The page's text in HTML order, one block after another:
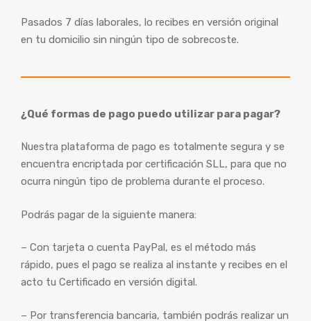
Pasados 7 días laborales, lo recibes en versión original
en tu domicilio sin ningún tipo de sobrecoste.
¿Qué formas de pago puedo utilizar para pagar?
Nuestra plataforma de pago es totalmente segura y se
encuentra encriptada por certificación SLL, para que no
ocurra ningún tipo de problema durante el proceso.
Podrás pagar de la siguiente manera:
– Con tarjeta o cuenta PayPal, es el método más
rápido, pues el pago se realiza al instante y recibes en el
acto tu Certificado en versión digital.
– Por transferencia bancaria, también podrás realizar un